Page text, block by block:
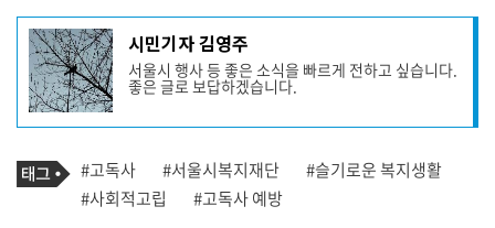
기
사
작
성
자
프
필
시민기자 김영주
서울시 행사 등 좋은 소식을 빠르게 전하고 싶습니다.
좋은 글로 보답하겠습니다.
사
관
련
태
그
#고독사 #서울시복지재단
#슬기로운 복지생활
#사회적고립
#고독사 예방